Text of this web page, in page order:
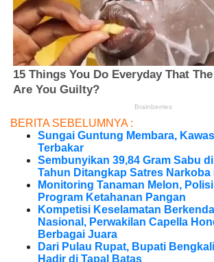
BERITA SEBELUMNYA :
Sungai Guntung Membara,
Terbakar
Sembunyikan 39,84 Gram Sabu
Tahun Ditangkap Satres Narkoba
Monitoring Tanaman Melon,
Program Ketahanan Pangan
Kompetisi Keselamatan
Nasional, Perwakilan Capella
Berbagai Juara
Dari Pulau Rupat, Bupati
Hadir di Tapal Batas